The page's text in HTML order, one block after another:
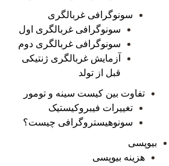
سونوگرافی غربالگری
سونوگرافی غربالگری اول
سونوگرافی غربالگری دوم
آزمایش غربالگری ژنتیکی
قبل از تولد
تفاوت بین کیست سینه و تومور
تغییرات فیبروکیستیک
سونوهیستروگرافی چیست؟
بیوپسی
هزینه بیوپسی